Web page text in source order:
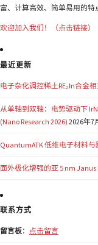
富、计算高效、简单易用的特
欢迎加入我们！（点击链接）
最近更新
电子杂化调控稀土RE₂In合金
从单轴到双轴：电势驱动下
(Nano Research 2026) 2026年7
QuantumATK 低维电子材料与
面外极化增强的亚 5 nm Janus
联系方式
留言板： 点击留言